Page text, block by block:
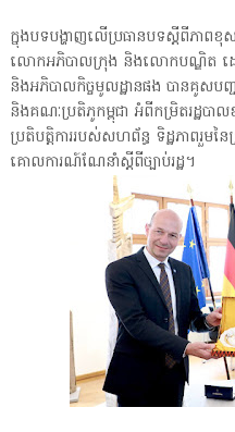
ក្នុងបទបង្ហាញលើប្រធានបទស្ដីពីភាពខុ
លោកអភិបាលក្រុង និងលោកបណ្ឌិត ដោយ
និងអភិបាលកិច្ចមូលដ្ឋានផង បានគូសប
និងគណៈប្រតិភូកម្ពុជា អំពីកម្រិតរដ្ឋ
ប្រតិបត្តិការរបស់សហព័ន្ធ ទិដ្ឋភាពរួមន
គោលការណ៍ណែនាំស្តីពីច្បាប់រដ្ឋ។